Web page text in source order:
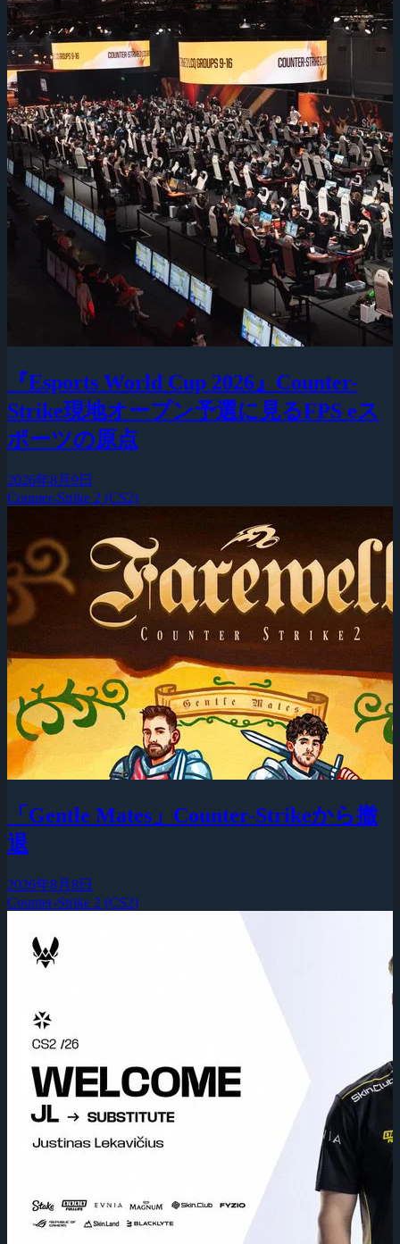
『Esports World Cup 2026』Counter-
Strike現地オープン予選に見るFPS eス
ポーツの原点
2026年8月9日
Counter-Strike 2 (CS2)
「Gentle Mates」Counter-Strikeから撤
退
2026年8月8日
Counter-Strike 2 (CS2)